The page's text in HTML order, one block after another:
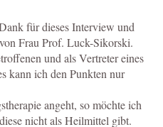
für dieses Interview und
Frau Prof. Luck-Sikorski.
und als Vertreter eines
kann ich den Punkten nur
angeht, so möchte ich
nicht als Heilmittel gibt.